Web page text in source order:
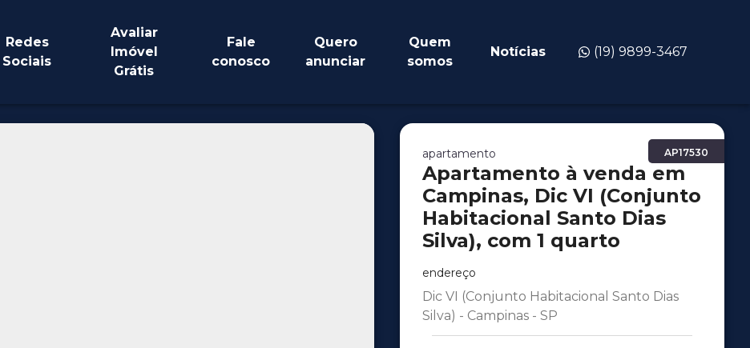
Redes
Sociais
Avaliar
Imóvel
Grátis
Fale
conosco
Quero
anunciar
Quem
somos
Notícias (19) 9899-3467
AP17530
apartamento
Apartamento à venda em
Campinas, Dic VI (Conjunto
Habitacional Santo Dias
Silva), com 1 quarto
endereço
Dic VI (Conjunto Habitacional Santo Dias
Silva) - Campinas - SP